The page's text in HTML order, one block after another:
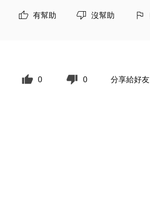
有幫助 沒幫助
0 0 分享給好友